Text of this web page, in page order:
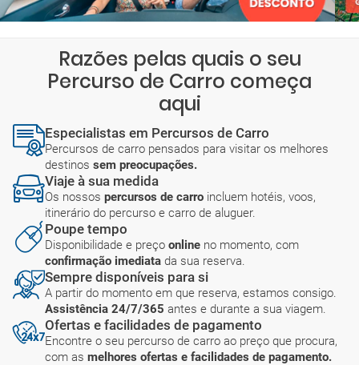
Razões pelas quais o seu
Percurso de Carro começa
aqui
Especialistas em Percursos de Carro
Percursos de carro pensados para visitar os melhores
destinos sem preocupações.
Viaje à sua medida
Os nossos percursos de carro incluem hotéis, voos,
itinerário do percurso e carro de aluguer.
Poupe tempo
Disponibilidade e preço online no momento, com
confirmação imediata da sua reserva.
Sempre disponíveis para si
A partir do momento em que reserva, estamos consigo.
Assistência 24/7/365 antes e durante a sua viagem.
Ofertas e facilidades de pagamento
Encontre o seu percurso de carro ao preço que procura,
com as melhores ofertas e facilidades de pagamento.